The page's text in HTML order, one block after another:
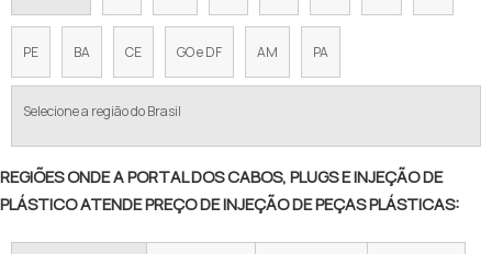
PE BA CE GO e DF AM PA
Selecione a região do Brasil
REGIÕES ONDE A PORTAL DOS CABOS, PLUGS E INJEÇÃO DE
PLÁSTICO ATENDE PREÇO DE INJEÇÃO DE PEÇAS PLÁSTICAS: